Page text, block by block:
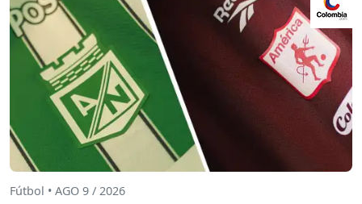
Fútbol • AGO 9 / 2026